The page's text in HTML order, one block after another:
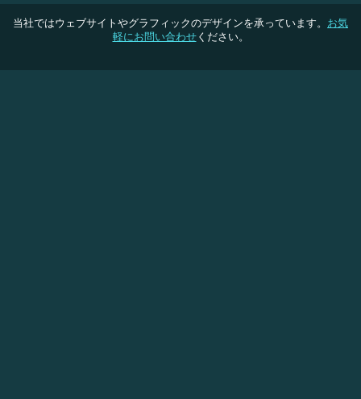
当社ではウェブサイトやグラフィックのデザインを承っています。 お気
軽にお問い合わせください。